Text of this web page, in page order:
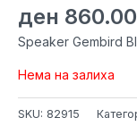
ден 860.00
Speaker Gembird
Нема на залиха
SKU: 82915